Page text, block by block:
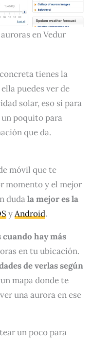
en Vedur
tienes la
ella puedes ver de
solar, eso sí para
poquito para
que da.
móvil que te
momento y el mejor
dudala mejor es la
yAndroid.
hay más
en tu ubicación.
de verlas según
mapa donde te
una aurora en ese
un poco para